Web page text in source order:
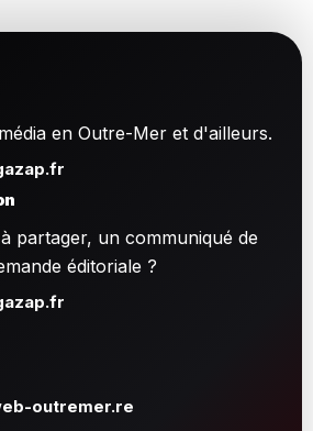
en Outre-Mer et d'ailleurs.
partager, un communiqué de
éditoriale ?
outremer.re